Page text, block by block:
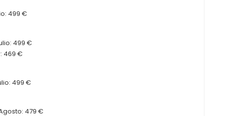
499 €
499 €
469 €
499 €
479 €